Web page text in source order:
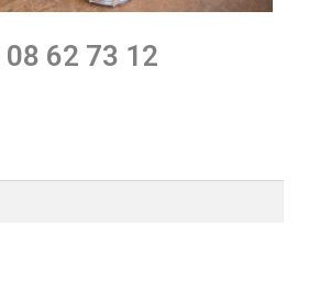
la commande
08 62 73 12